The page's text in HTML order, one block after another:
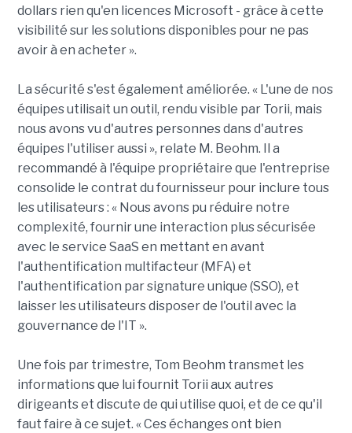
dollars rien qu'en licences Microsoft - grâce à cette
visibilité sur les solutions disponibles pour ne pas
avoir à en acheter ».
La sécurité s'est également améliorée. « L'une de nos
équipes utilisait un outil, rendu visible par Torii, mais
nous avons vu d'autres personnes dans d'autres
équipes l'utiliser aussi », relate M. Beohm. Il a
recommandé à l'équipe propriétaire que l'entreprise
consolide le contrat du fournisseur pour inclure tous
les utilisateurs : « Nous avons pu réduire notre
complexité, fournir une interaction plus sécurisée
avec le service SaaS en mettant en avant
l'authentification multifacteur (MFA) et
l'authentification par signature unique (SSO), et
laisser les utilisateurs disposer de l'outil avec la
gouvernance de l'IT ».
Une fois par trimestre, Tom Beohm transmet les
informations que lui fournit Torii aux autres
dirigeants et discute de qui utilise quoi, et de ce qu'il
faut faire à ce sujet. « Ces échanges ont bien